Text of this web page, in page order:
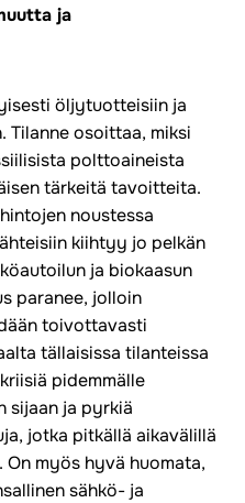
ja
öljytuotteisiin ja
Tilanne osoittaa, miksi
polttoaineista
tärkeitä tavoitteita.
noustessa
kiihtyy jo pelkän
ja biokaasun
paranee, jolloin
toivottavasti
tällaisissa tilanteissa
pidemmälle
sijaan ja pyrkiä
jotka pitkällä aikavälillä
myös hyvä huomata,
sähkö- ja